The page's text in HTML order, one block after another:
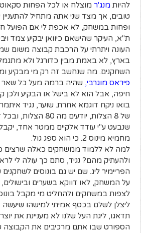
להיות מנג'ר מוצלח או לכל הפחות
טובים, אך מצד שני אתה מתחיל
ופחות במשחק, לא אכפת לי אם הפועל
ת"א, העיקר שהישאם כיוואן יבקיע צמד
העונה ויתרתי על הרכבת קבוצה משום
בארץ, לא באמת מבין כדורגל ולא
השחקנים. מה שנחשב זה רק מי מבקיע
פיראס מוגרבי, שהיה ברמה מעל כל שאר
חיפה, אבל הוא לא בישל או הבקיע ולכן
בואו ניקח דוגמא אחרת. שוער, נגיד איתמר
של 8 הצלות, יודעים
שנבעט ע"י עודד אלקיים ממטר אחד,
מחמיא מינוס 2. כי הוא ספג גול.
למה לא ללמוד ממשחקים כאלה שרצים
ולהעתיק מהם? נגיד, סתם כך עולה לי
הפריימיר ליג. שם יש גם בונוסים
על המשחק, לאו דווקא בשערים
לצפות במשחקים ולהחליט מי מקבל
ליצלן לשלם בכסף אמיתי למישהו
תדאגו, ליגת העל שלנו לא מעניינת את
הספורט שבו אתם מרכיבים את